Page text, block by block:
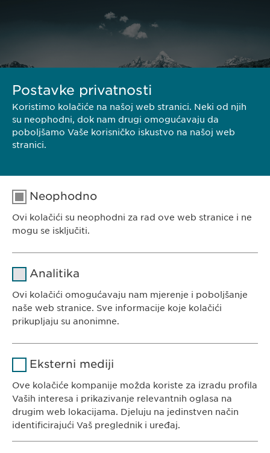
EWOPHARMA BOSNA I HERCEGOVINA
Bosna i Hercegovina
Tel. +387 33 592 140
E-Mail:info@ewopharma.ba
Postavke privatnosti
Koristimo kolačiće na našoj web stranici. Neki od njih
su neophodni, dok nam drugi omogućavaju da
poboljšamo Vaše korisničko iskustvo na našoj web
stranici.
Neophodno
Ovi kolačići su neophodni za rad ove web stranice i ne
mogu se isključiti.
sgalinski
Trajanje
Svrha
saglasnosti kolačića.
Analitika
Ovi kolačići omogućavaju nam mjerenje i poboljšanje
naše web stranice. Sve informacije koje kolačići
prikupljaju su anonimne.
Google
Trajanje 1 day
Eksterni mediji
Ove kolačiće kompanije možda koriste za izradu profila
Vaših interesa i prikazivanje relevantnih oglasa na
drugim web lokacijama. Djeluju na jedinstven način
identificirajući Vaš preglednik i uređaj.